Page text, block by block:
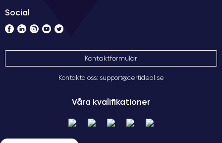
Social
Kontaktformulär
Kontakta oss: support@certideal.se
Våra kvalifikationer